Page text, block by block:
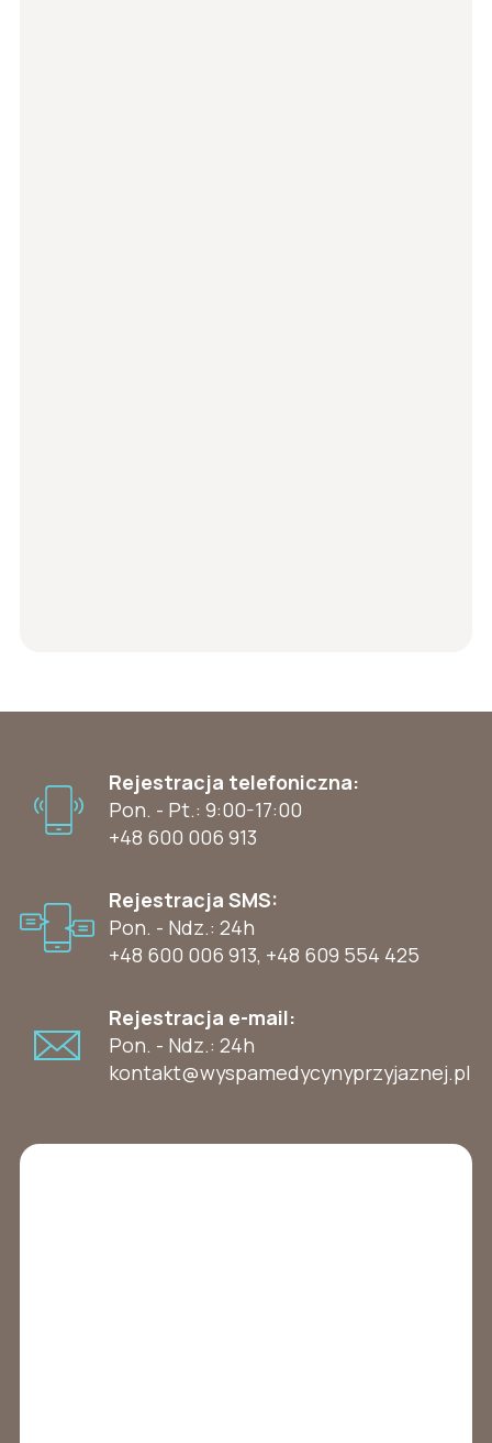
Rejestracja telefoniczna:
Pon. - Pt.: 9:00-17:00
+48 600 006 913
Rejestracja SMS:
Pon. - Ndz.: 24h
+48 600 006 913, +48 609 554 425
Rejestracja e-mail:
Pon. - Ndz.: 24h
kontakt@wyspamedycynyprzyjaznej.pl